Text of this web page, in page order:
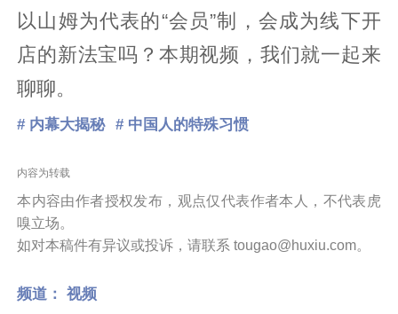
以山姆为代表的“会员”制，会成为线下开
店的新法宝吗？本期视频，我们就一起来
聊聊。
# 内幕大揭秘 # 中国人的特殊习惯
内容为转载
本内容由作者授权发布，观点仅代表作者本人，不代表虎
嗅立场。
如对本稿件有异议或投诉，请联系 tougao@huxiu.com。
频道： 视频